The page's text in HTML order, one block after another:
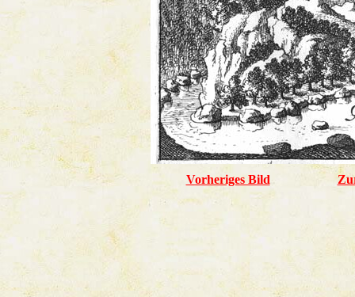
Vorheriges Bild